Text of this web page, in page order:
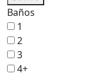
Baños
1
2
3
4+